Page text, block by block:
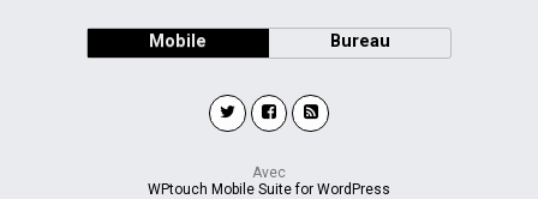
Mobile Bureau
Avec
WPtouch Mobile Suite for WordPress